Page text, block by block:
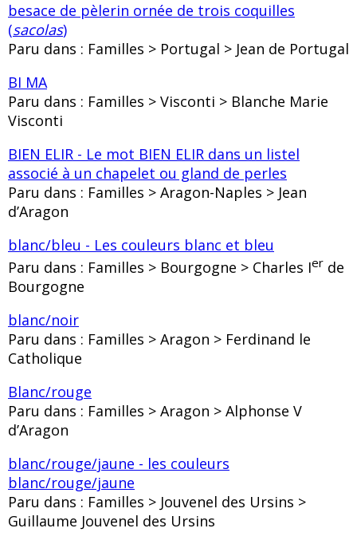
besace de pèlerin ornée de trois coquilles
(sacolas)
Paru dans : Familles > Portugal > Jean de Portugal
BI MA
Paru dans : Familles > Visconti > Blanche Marie
Visconti
BIEN ELIR - Le mot BIEN ELIR dans un listel
associé à un chapelet ou gland de perles
Paru dans : Familles > Aragon-Naples > Jean
d’Aragon
blanc/bleu - Les couleurs blanc et bleu
Paru dans : Familles > Bourgogne > Charles Ier de
Bourgogne
blanc/noir
Paru dans : Familles > Aragon > Ferdinand le
Catholique
Blanc/rouge
Paru dans : Familles > Aragon > Alphonse V
d’Aragon
blanc/rouge/jaune - les couleurs
blanc/rouge/jaune
Paru dans : Familles > Jouvenel des Ursins >
Guillaume Jouvenel des Ursins